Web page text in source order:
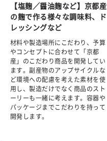
【塩麹／醤油麹など】京都産
の麹で作る様々な調味料、ド
レッシングなど
材料や製造場所にこだわり、予算
やコンセプトに合わせて「京都
産」のこだわり商品を開発してい
ます。副産物のアップサイクルな
ど環境への配慮を考えた素材を使
用し、製造だけでなく商品のスト
ーリーも一緒に考えます。容器や
パッケージまでこだわりを持って
開発します。